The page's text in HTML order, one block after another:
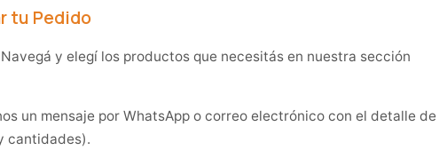
tu Pedido
Navegá y elegí los productos que necesitás en nuestra sección
un mensaje por WhatsApp o correo electrónico con el detalle de
cantidades).